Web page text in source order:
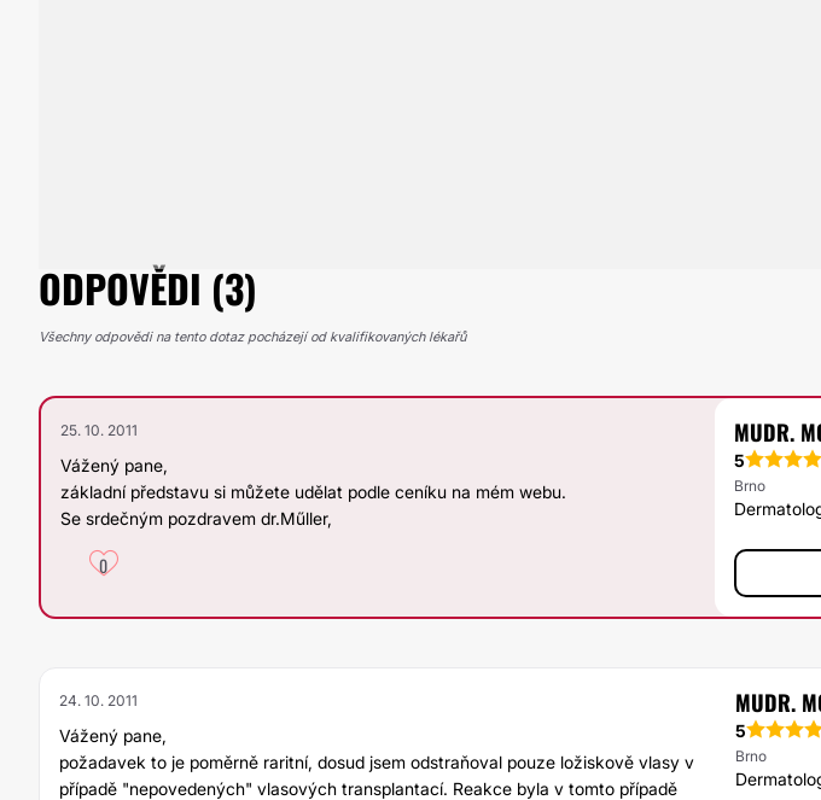
ODPOVĚDI (3)
Všechny odpovědi na tento dotaz pocházejí od kvalifikovaných lékařů
25. 10. 2011
Vážený pane,
základní představu si můžete udělat podle ceníku na mém webu.
Se srdečným pozdravem dr.Műller,
0
MUDR.
5
Brno
24. 10. 2011
Vážený pane,
požadavek to je poměrně raritní, dosud jsem odstraňoval pouze ložiskově vlasy v
případě "nepovedených" vlasových transplantací. Reakce byla v tomto případě
MUDR.
5
Brno